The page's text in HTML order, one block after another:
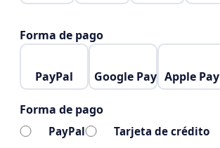
Forma de pago
PayPal Google Pay Apple Pay
Forma de pago
PayPal Tarjeta de crédito